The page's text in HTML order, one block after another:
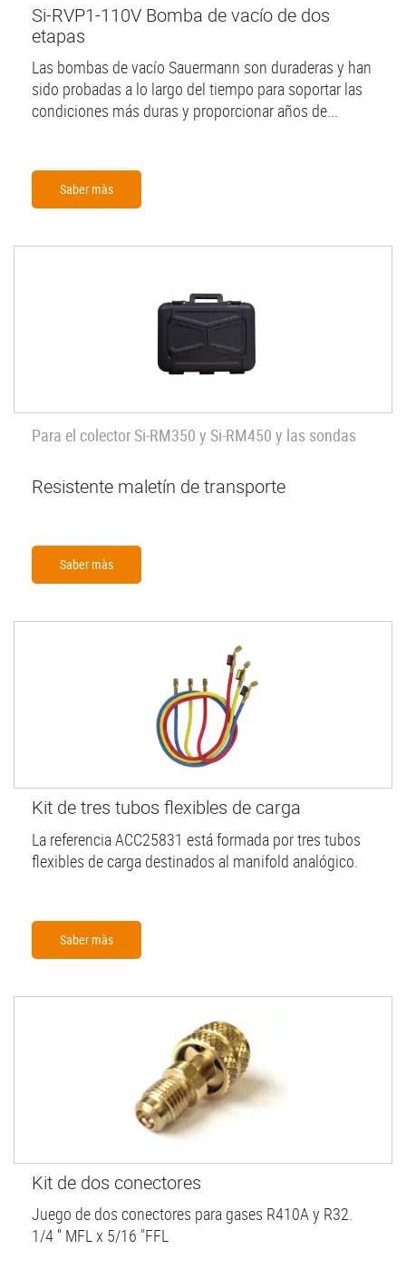
Si-RVP1-110V Bomba de vacío de dos
etapas
Las bombas de vacío Sauermann son duraderas y han
sido probadas a lo largo del tiempo para soportar las
condiciones más duras y proporcionar años de...
Saber màs
Para el colector Si-RM350 y Si-RM450 y las sondas
Resistente maletín de transporte
Saber màs
Kit de tres tubos flexibles de carga
La referencia ACC25831 está formada por tres tubos
flexibles de carga destinados al manifold analógico.
Saber màs
Kit de dos conectores
Juego de dos conectores para gases R410A y R32.
1/4 '' MFL x 5/16 "FFL